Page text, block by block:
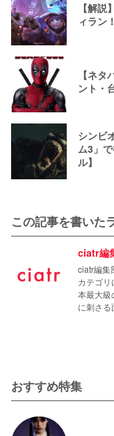
【解
ィラン
【ネ
ント・
シンビ
ム3」
ル】
この記事を書いた
ciatr編
ciatr編集
カテゴ
本最大級
に刺さる
おすすめ特集